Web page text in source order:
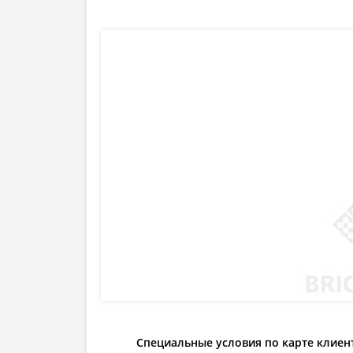
Специальные условия по карте